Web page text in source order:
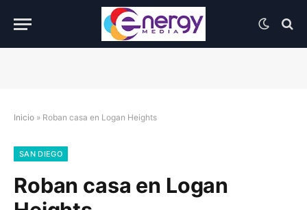
Inicio » Roban casa en Logan Heights
SAN DIEGO
Roban casa en Logan